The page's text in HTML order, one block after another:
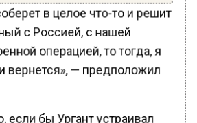
в целое что-то и решит
с Россией, с нашей
операцией, то тогда, я
вернется», — предположил
если бы Ургант устраивал